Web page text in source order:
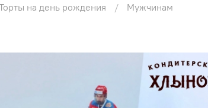
на день рождения Мужчинам